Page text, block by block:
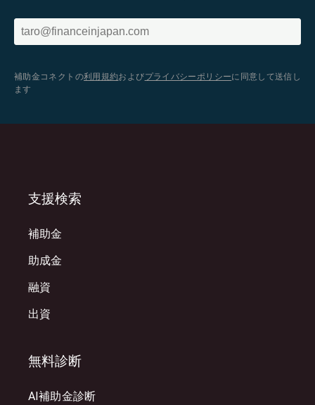
補助金コネクトの利用規約およびプライバシーポリシーに同意して送信し
ます
支援検索
補助金
助成金
融資
出資
無料診断
AI補助金診断